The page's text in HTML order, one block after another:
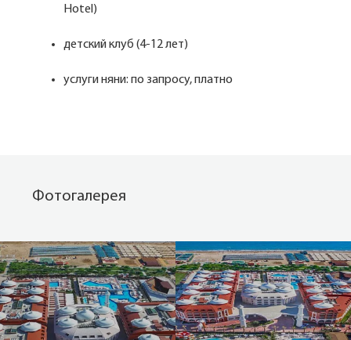
Hotel)
детский клуб (4-12 лет)
услуги няни: по запросу, платно
Фотогалерея